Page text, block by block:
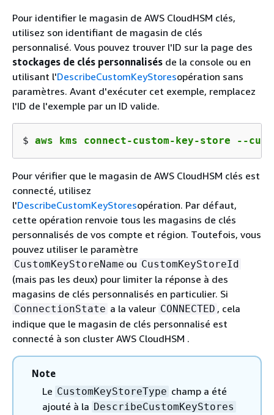
Pour identifier le magasin de AWS CloudHSM clés,
utilisez son identifiant de magasin de clés
personnalisé. Vous pouvez trouver l'ID sur la page des
stockages de clés personnalisés de la console ou en
utilisant l'DescribeCustomKeyStoresopération sans
paramètres. Avant d'exécuter cet exemple, remplacez
l'ID de l'exemple par un ID valide.
$ aws kms connect-custom-key-store --
Pour vérifier que le magasin de AWS CloudHSM clés est
connecté, utilisez
l'DescribeCustomKeyStoresopération. Par défaut,
cette opération renvoie tous les magasins de clés
personnalisés de vos compte et région. Toutefois, vous
pouvez utiliser le paramètre
CustomKeyStoreName ou CustomKeyStoreId
(mais pas les deux) pour limiter la réponse à des
magasins de clés personnalisés en particulier. Si
ConnectionState a la valeur CONNECTED , cela
indique que le magasin de clés personnalisé est
connecté à son cluster AWS CloudHSM .
Note
Le CustomKeyStoreType champ a été
ajouté à la DescribeCustomKeyStores